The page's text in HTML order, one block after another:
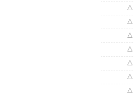
△
△
△
△
△
△
△